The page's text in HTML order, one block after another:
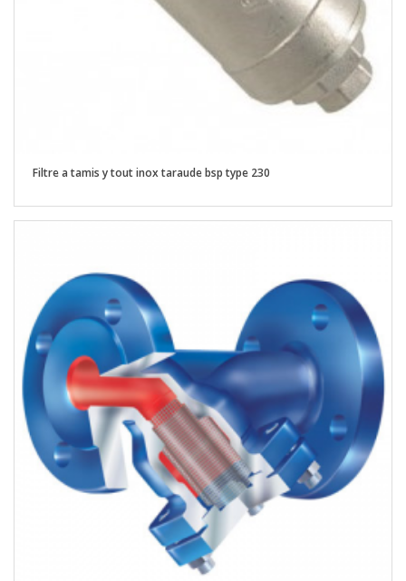
Filtre a tamis y tout inox taraude bsp type 230